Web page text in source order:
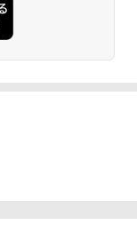
中が透けない】 1
ズ 災害用トイレ ビ
ブ)
しテレビで紹介》
運び便利 アウトド
示会用 緑
調整 軽量 収納袋付